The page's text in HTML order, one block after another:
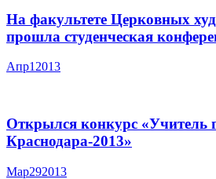
На факультете Церковных
прошла студенческая
Апр1 2013
Открылся конкурс «Учитель
Краснодара-2013»
Мар292013